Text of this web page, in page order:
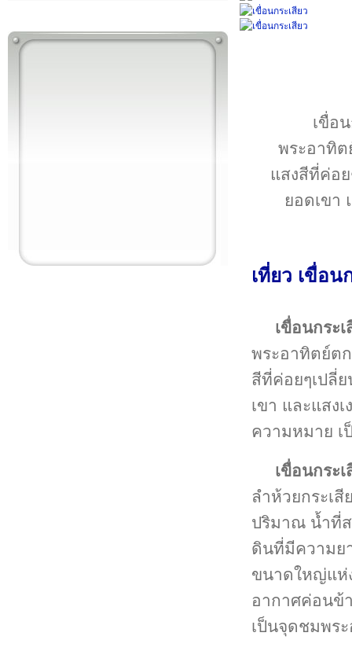
เขื่อ
พระอาทิ
แสงสีที่ค่อ
ยอดเขา
เที่ยว เขื่อ
เขื่อนกระเ
พระอาทิตย์ต
สีที่ค่อยๆเปลี่
เขา และแสง
ความหมาย เ
เขื่อนกระเ
ลำห้วยกระเสี
ปริมาณ น้ำที่ส
ดินที่มีความย
ขนาดใหญ่แห่
อากาศค่อนข้
เป็นจุดชมพร